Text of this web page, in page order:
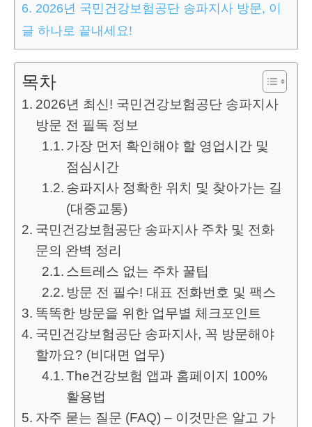
6. 2026년 국민건강보험공단 송파지사 방문, 이
글 하나로 끝내세요!
목차
2026년 최신! 국민건강보험공단 송파지사
방문 전 필독 정보
가장 먼저 확인해야 할 영업시간 및
점심시간
송파지사 정확한 위치 및 찾아가는 길
(대중교통)
국민건강보험공단 송파지사 주차 및 전화
문의 완벽 정리
스트레스 없는 주차 꿀팁
방문 전 필수! 대표 전화번호 및 팩스
똑똑한 방문을 위한 업무별 체크포인트
국민건강보험공단 송파지사, 꼭 방문해야
할까요? (비대면 업무)
The건강보험 앱과 홈페이지 100%
활용법
자주 묻는 질문 (FAQ) – 이것만은 알고 가